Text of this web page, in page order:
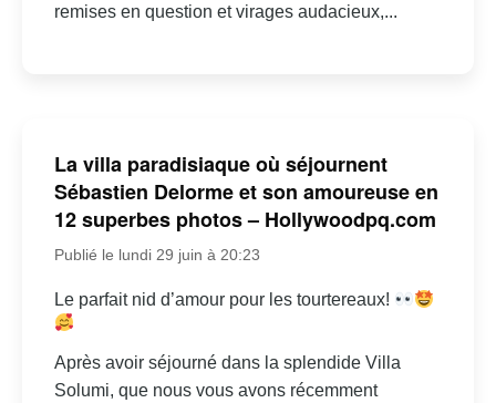
remises en question et virages audacieux,...
La villa paradisiaque où séjournent
Sébastien Delorme et son amoureuse en
12 superbes photos – Hollywoodpq.com
Publié le lundi 29 juin à 20:23
Le parfait nid d’amour pour les tourtereaux!
Après avoir séjourné dans la splendide Villa
Solumi, que nous vous avons récemment